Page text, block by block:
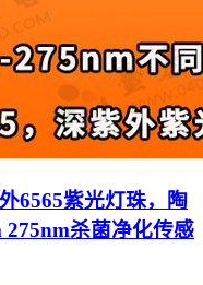
6565紫光灯珠，陶
275nm杀菌净化传感